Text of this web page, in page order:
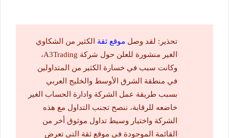
تحذير: لقد وصل موقع ثقة
الكثير من الشكاوي
الغير منشورة للعلن حول شركة A3Trading،
وكانت سبب في خسارة الكثير من المتداولين
في منطقة الشرق الأوسط والخليج العربي
بسبب طريقة عمل الشركة وادارة الحساب الغير
خاضعه للرقابة، ننصح تجنب التداول مع هذه
الشركة واختيار وسيط تداول موثوق أخر من
القائمة الموجودة في موقع ثقة التي تعرض